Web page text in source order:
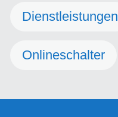
Dienstleistungen
Onlineschalter